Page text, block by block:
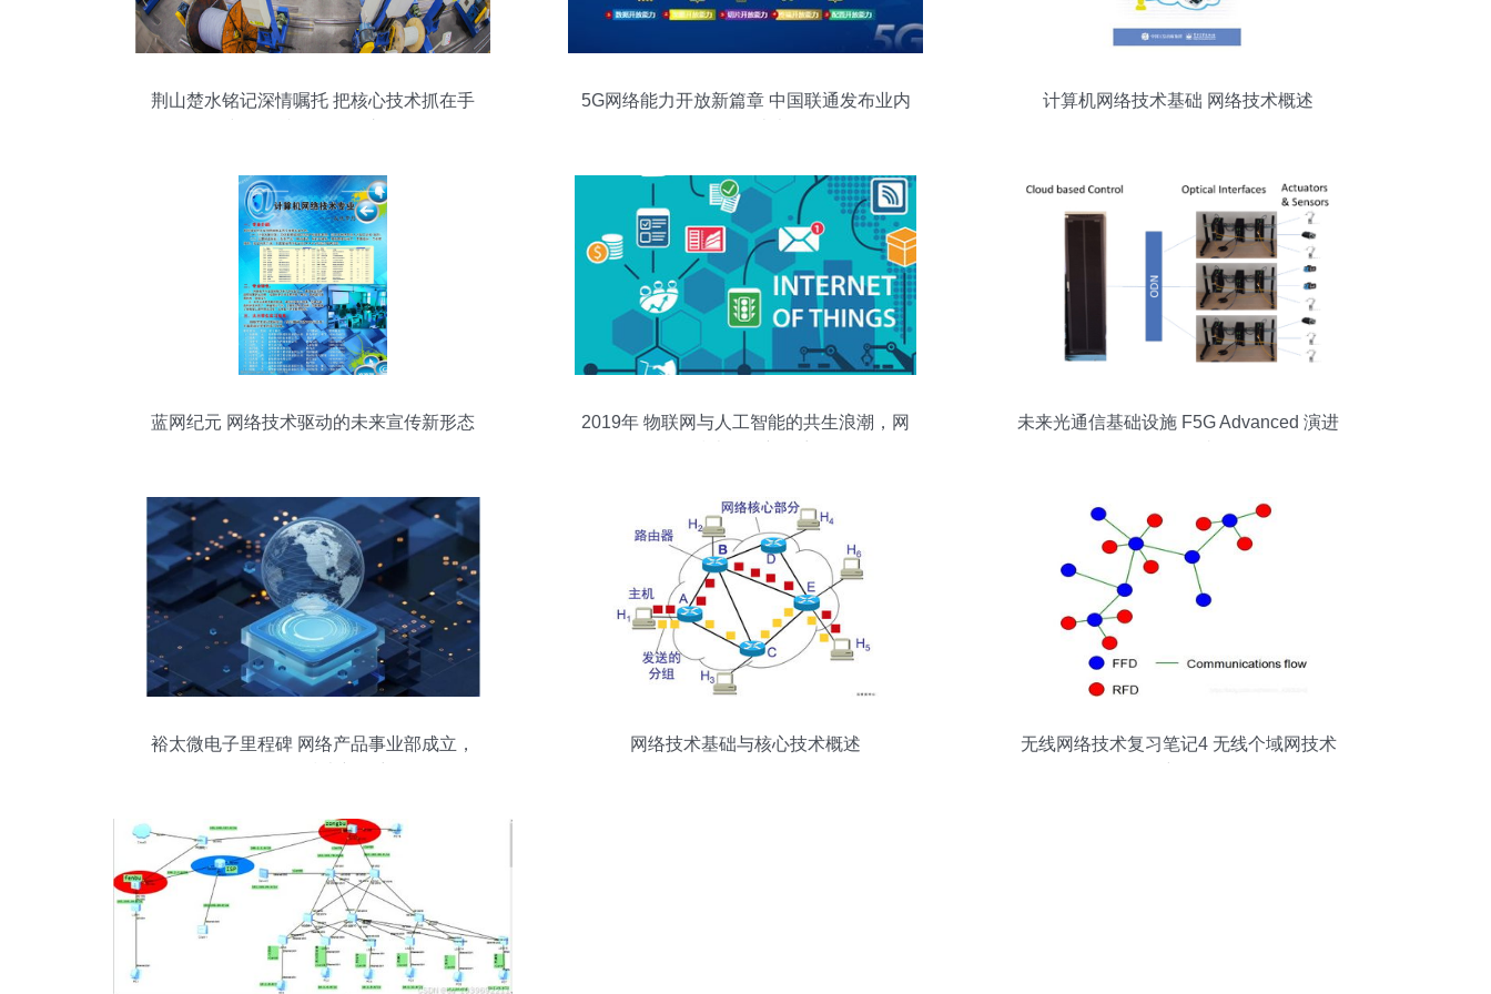
荆山楚水铭记深情嘱托 把核心技术抓在手
5G网络能力开放新篇章 中国联通发布业内
计算机网络技术基础 网络技术概述
蓝网纪元 网络技术驱动的未来宣传新形态
2019年 物联网与人工智能的共生浪潮，网
未来光通信基础设施 F5G Advanced 演进
裕太微电子里程碑 网络产品事业部成立，
网络技术基础与核心技术概述
无线网络技术复习笔记4 无线个域网技术